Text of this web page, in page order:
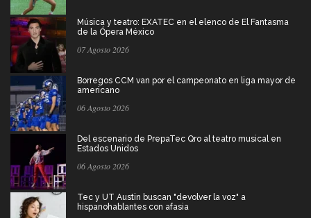
Música y teatro: EXATEC en el elenco de El Fantasma
de la Ópera México
07 Agosto 2026
Borregos CCM van por el campeonato en liga mayor de
americano
06 Agosto 2026
Del escenario de PrepaTec Qro al teatro musical en
Estados Unidos
06 Agosto 2026
Tec y UT Austin buscan "devolver la voz" a
hispanohablantes con afasia